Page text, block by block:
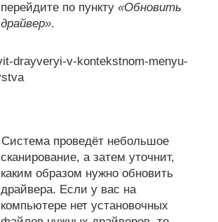
перейдите по пункту «Обновить
драйвер».
Система проведёт небольшое
сканирование, а затем уточнит,
каким образом нужно обновить
драйвера. Если у вас на
компьютере нет установочных